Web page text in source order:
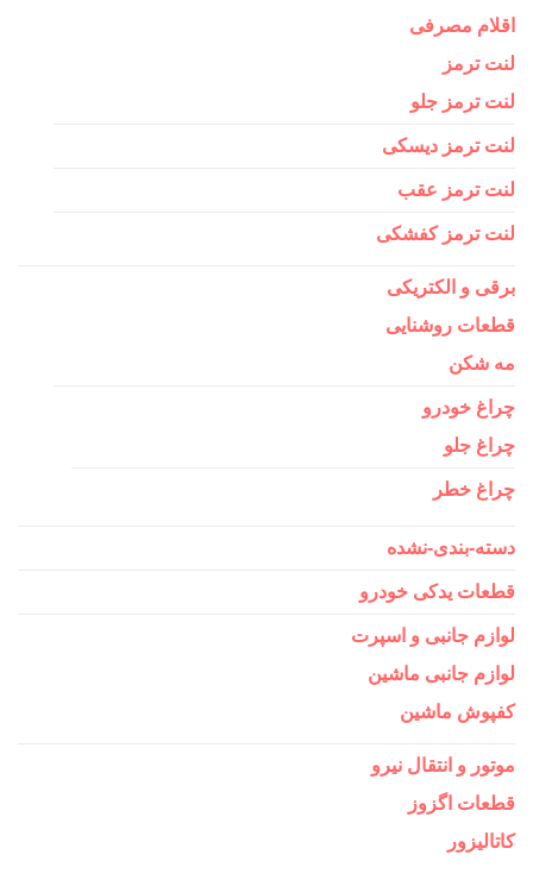
اقلام مصرفی
لنت ترمز
لنت ترمز جلو
لنت ترمز دیسکی
لنت ترمز عقب
لنت ترمز کفشکی
برقی و الکتریکی
قطعات روشنایی
مه شکن
چراغ خودرو
چراغ جلو
چراغ خطر
دسته-بندی-نشده
قطعات یدکی خودرو
لوازم جانبی و اسپرت
لوازم جانبی ماشین
کفپوش ماشین
موتور و انتقال نیرو
قطعات اگزوز
کاتالیزور